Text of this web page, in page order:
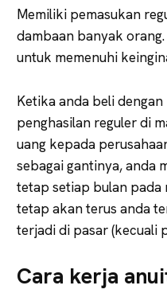
Memiliki pemasukan
dambaan banyak
untuk memenuhi
Ketika anda beli
penghasilan reguler di
uang kepada
sebagai gantinya, anda
tetap setiap bulan pada
tetap akan terus anda
terjadi di pasar (kecuali
Cara kerja